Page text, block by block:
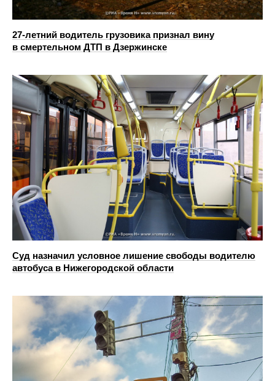
27-летний водитель грузовика признал вину
в смертельном ДТП в Дзержинске
Суд назначил условное лишение свободы водителю
автобуса в Нижегородской области